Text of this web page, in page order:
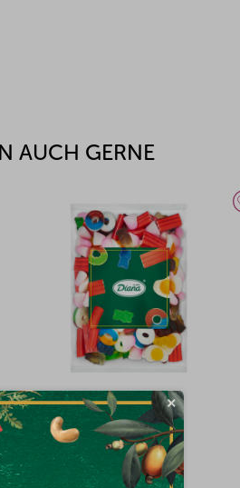
AUCH GERNE
Fruchtgummi Würmer 500g
Auf Lager
×